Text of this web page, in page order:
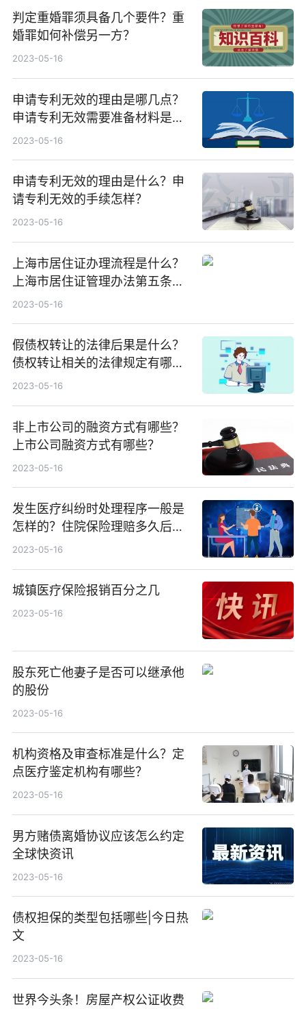
判定重婚罪须具备几个要件？重
婚罪如何补偿另一方？
2023-05-16
申请专利无效的理由是哪几点？
申请专利无效需要准备材料是什
么？
2023-05-16
申请专利无效的理由是什么？申
请专利无效的手续怎样？
2023-05-16
上海市居住证办理流程是什么？
上海市居住证管理办法第五条内
容是什么？
2023-05-16
假债权转让的法律后果是什么？
债权转让相关的法律规定有哪
些？债权转让增加的履行费用由
2023-05-16
非上市公司的融资方式有哪些？
上市公司融资方式有哪些？
2023-05-16
发生医疗纠纷时处理程序一般是
怎样的？住院保险理赔多久后到
账？赔偿比例是多少？
2023-05-16
城镇医疗保险报销百分之几
2023-05-16
股东死亡他妻子是否可以继承他
的股份
2023-05-16
机构资格及审查标准是什么？定
点医疗鉴定机构有哪些？
2023-05-16
男方赌债离婚协议应该怎么约定
全球快资讯
2023-05-16
债权担保的类型包括哪些|今日热
文
2023-05-16
世界今头条！房屋产权公证收费